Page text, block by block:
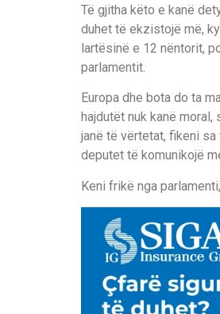
Të gjitha këto e kanë
duhet të ekzistojë më,
lartësinë e 12 nëntorit,
parlamentit.
Europa dhe bota do ta
hajdutët nuk kanë
janë të vërtetat, fikeni
deputet të komunikojë
Keni frikë nga